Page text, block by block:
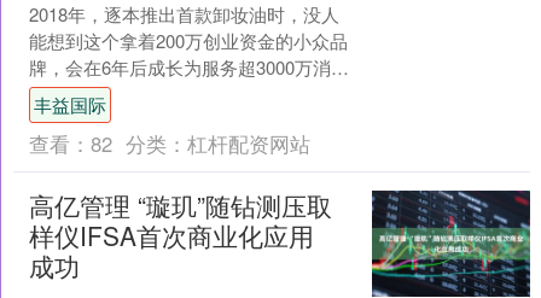
2018年，逐本推出首款卸妆油时，没人
能想到这个拿着200万创业资金的小众品
牌，会在6年后成长为服务超3000万消费
者、入驻5万多家线下门店、牵头制定行
业标准的....
丰益国际
查看： 82 分类： 杠杆配资网站
高亿管理 “璇玑”随钻测压取
样仪IFSA首次商业化应用
成功